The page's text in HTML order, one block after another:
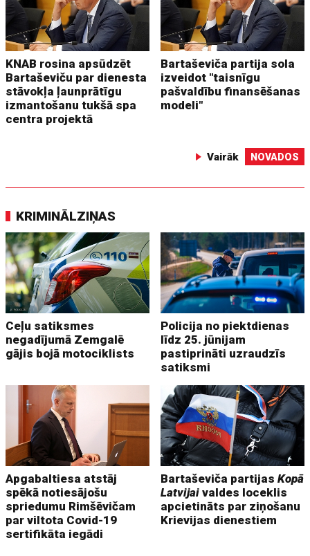
KNAB rosina apsūdzēt
Bartaševiču par dienesta
stāvokļa ļaunprātīgu
izmantošanu tukšā spa
centra projektā
Bartaševiča partija sola
izveidot "taisnīgu
pašvaldību finansēšanas
modeli"
Vairāk NOVADOS
KRIMINĀLZIŅAS
Ceļu satiksmes
negadījumā Zemgalē
gājis bojā motociklists
Policija no piektdienas
līdz 25. jūnijam
pastiprināti uzraudzīs
satiksmi
Apgabaltiesa atstāj
spēkā notiesājošu
spriedumu Rimšēvičam
par viltota Covid-19
sertifikāta iegādi
Bartaševiča partijasKopā
Latvijai valdes loceklis
apcietināts par ziņošanu
Krievijas dienestiem